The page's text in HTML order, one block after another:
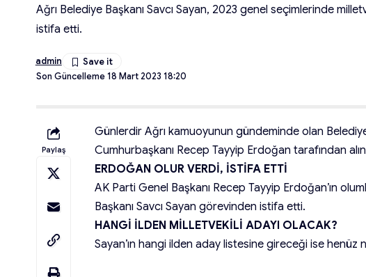
Ağrı Belediye Başkanı Savcı Sayan, 2023 genel seçimlerinde
istifa etti.
Son Güncelleme 18 Mart 2023 18:20
admin
Paylaş
Günlerdir Ağrı kamuoyunun gündeminde olan Belediye
Cumhurbaşkanı Recep Tayyip Erdoğan tarafından
ERDOĞAN OLUR VERDİ, İSTİFA ETTİ
AK Parti Genel Başkanı Recep Tayyip Erdoğan’ın
Başkanı Savcı Sayan görevinden istifa etti.
HANGİ İLDEN MİLLETVEKİLİ ADAYI OLACAK?
Sayan’ın hangi ilden aday listesine gireceği ise henüz